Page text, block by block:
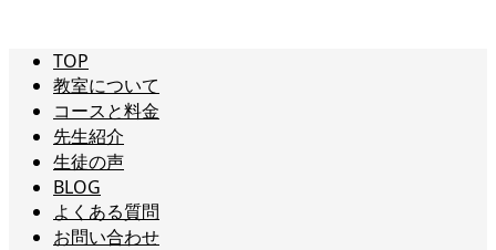
TOP
教室について
コースと料金
先生紹介
生徒の声
BLOG
よくある質問
お問い合わせ